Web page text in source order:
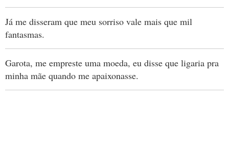
Já me disseram que meu sorriso vale mais que mil
fantasmas.
Garota, me empreste uma moeda, eu disse que ligaria pra
minha mãe quando me apaixonasse.